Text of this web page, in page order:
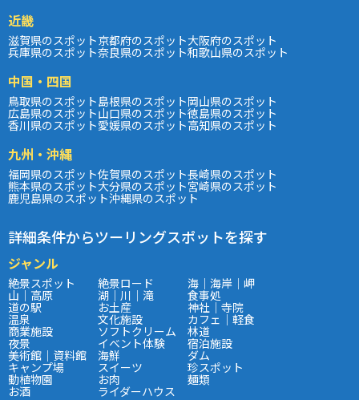
近畿
滋賀県のスポット京都府のスポット大阪府のスポット
兵庫県のスポット奈良県のスポット和歌山県のスポット
中国・四国
鳥取県のスポット島根県のスポット岡山県のスポット
広島県のスポット山口県のスポット徳島県のスポット
香川県のスポット愛媛県のスポット高知県のスポット
九州・沖縄
福岡県のスポット佐賀県のスポット長崎県のスポット
熊本県のスポット大分県のスポット宮崎県のスポット
鹿児島県のスポット沖縄県のスポット
詳細条件からツーリングスポットを探す
ジャンル
絶景スポット 絶景ロード 海｜海岸｜岬
山｜高原 湖｜川｜滝 食事処
道の駅 お土産 神社｜寺院
温泉 文化施設 カフェ｜軽食
商業施設 ソフトクリーム 林道
夜景 イベント体験 宿泊施設
美術館｜資料館 海鮮 ダム
キャンプ場 スイーツ 珍スポット
動植物園 お肉 麺類
お酒 ライダーハウス